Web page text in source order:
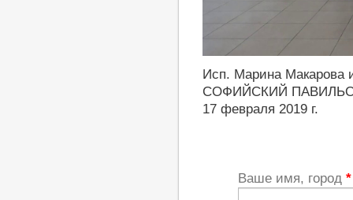
Исп. Марина Макарова
СОФИЙСКИЙ
17 февраля 2019 г.
Ваше имя, город *